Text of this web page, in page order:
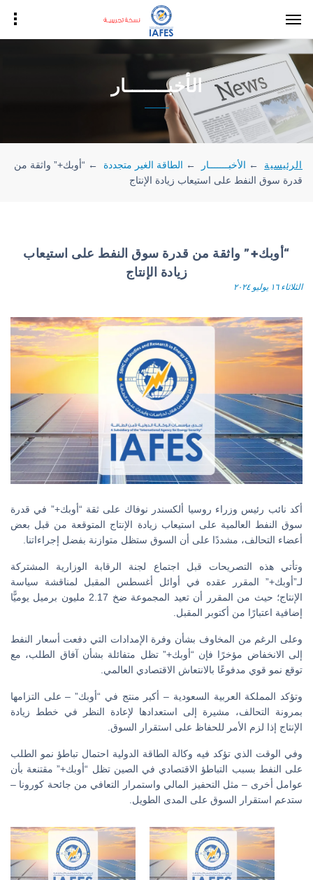
الأخبـــــــار
الرئيسية ← الأخبـــــــار ← الطاقة الغير متجددة ← “أوبك+” واثقة من
قدرة سوق النفط على استيعاب زيادة الإنتاج
“أوبك+” واثقة من قدرة سوق النفط على استيعاب
زيادة الإنتاج
الثلاثاء ١٦ يوليو ٢٠٢٤
أكد نائب رئيس وزراء روسيا ألكسندر نوفاك على ثقة “أوبك+” في قدرة
سوق النفط العالمية على استيعاب زيادة الإنتاج المتوقعة من قبل بعض
أعضاء التحالف، مشددًا على أن السوق ستظل متوازنة بفضل إجراءاتنا.
وتأتي هذه التصريحات قبل اجتماع لجنة الرقابة الوزارية المشتركة
لـ”أوبك+” المقرر عقده في أوائل أغسطس المقبل لمناقشة سياسة
الإنتاج؛ حيث من المقرر أن تعيد المجموعة ضخ 2.17 مليون برميل يوميًّا
إضافية اعتبارًا من أكتوبر المقبل.
وعلى الرغم من المخاوف بشأن وفرة الإمدادات التي دفعت أسعار النفط
إلى الانخفاض مؤخرًا فإن “أوبك+” تظل متفائلة بشأن آفاق الطلب، مع
توقع نمو قوي مدفوعًا بالانتعاش الاقتصادي العالمي.
وتؤكد المملكة العربية السعودية – أكبر منتج في “أوبك” – على التزامها
بمرونة التحالف، مشيرة إلى استعدادها لإعادة النظر في خطط زيادة
الإنتاج إذا لزم الأمر للحفاظ على استقرار السوق.
وفي الوقت الذي تؤكد فيه وكالة الطاقة الدولية احتمال تباطؤ نمو الطلب
على النفط بسبب التباطؤ الاقتصادي في الصين تظل “أوبك+” مقتنعة بأن
عوامل أخرى – مثل التحفيز المالي واستمرار التعافي من جائحة كورونا –
ستدعم استقرار السوق على المدى الطويل.